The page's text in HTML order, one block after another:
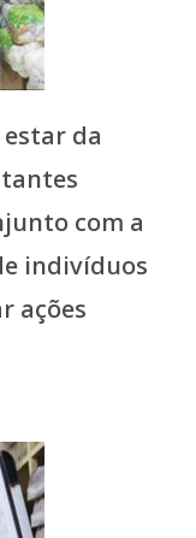
da
com a
indivíduos
ações